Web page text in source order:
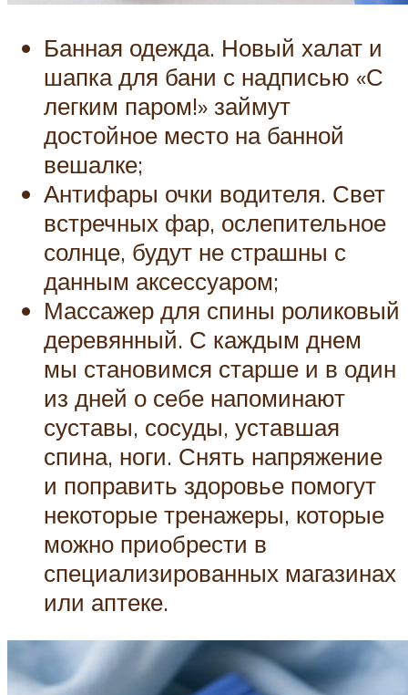
Банная одежда. Новый халат и
шапка для бани с надписью «С
легким паром!» займут
достойное место на банной
вешалке;
Антифары очки водителя. Свет
встречных фар, ослепительное
солнце, будут не страшны с
данным аксессуаром;
Массажер для спины роликовый
деревянный. С каждым днем
мы становимся старше и в один
из дней о себе напоминают
суставы, сосуды, уставшая
спина, ноги. Снять напряжение
и поправить здоровье помогут
некоторые тренажеры, которые
можно приобрести в
специализированных магазинах
или аптеке.